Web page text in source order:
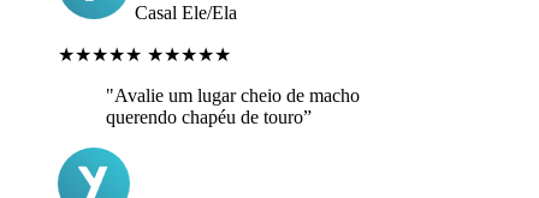
Casal Ele/Ela
★★★★★ ★★★★★
"Avalie um lugar cheio de macho
querendo chapéu de touro”